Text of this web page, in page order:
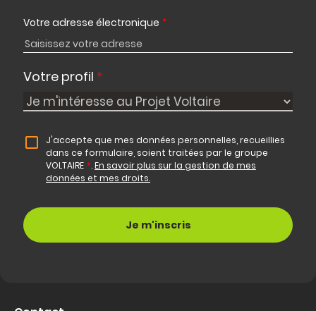
Votre adresse électronique *
Votre profil *
J'accepte que mes données personnelles, recueillies
dans ce formulaire, soient traitées par le groupe
VOLTAIRE *.En savoir plus sur la gestion de mes
données et mes droits.